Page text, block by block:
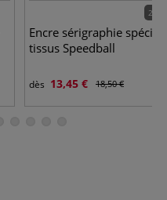
29
Encre sérigraphie
tissus Speedball
dès 13,45 € 18,50 €